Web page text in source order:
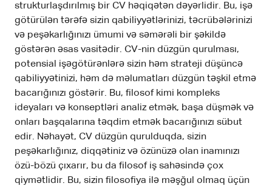
strukturlaşdırılmış bir CV həqiqətən dəyərlidir. Bu, işə
götürülən tərəfə sizin qabiliyyətlərinizi, təcrübələrinizi
və peşəkarlığınızı ümumi və səmərəli bir şəkildə
göstərən əsas vasitədir. CV-nin düzgün qurulması,
potensial işəgötürənlərə sizin həm strateji düşüncə
qabiliyyətinizi, həm də məlumatları düzgün təşkil etmə
bacarığınızı göstərir. Bu, filosof kimi kompleks
ideyaları və konseptləri analiz etmək, başa düşmək və
onları başqalarına təqdim etmək bacarığınızı sübut
edir. Nəhayət, CV düzgün qurulduqda, sizin
peşəkarlığınız, diqqətiniz və özünüzə olan inamınızı
özü-bözü çıxarır, bu da filosof iş sahəsində çox
qiymətlidir. Bu, sizin filosofiya ilə məşğul olmaq üçün